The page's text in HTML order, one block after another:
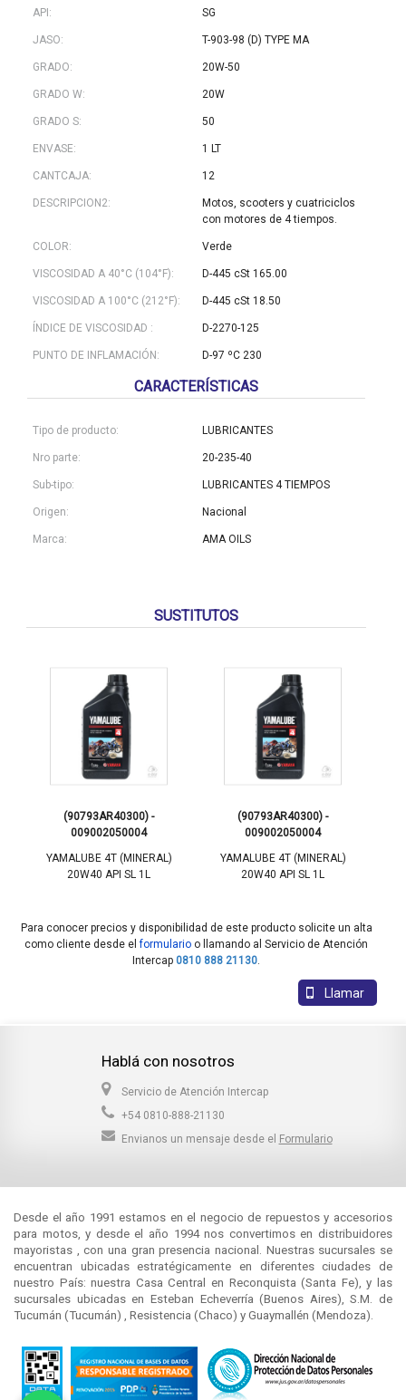
API: SG
JASO: T-903-98 (D) TYPE MA
GRADO: 20W-50
GRADO W: 20W
GRADO S: 50
ENVASE: 1 LT
CANTCAJA: 12
DESCRIPCION2:
Motos, scooters y cuatriciclos
con motores de 4 tiempos.
COLOR: Verde
VISCOSIDAD A 40°C (104°F): D-445 cSt 165.00
VISCOSIDAD A 100°C (212°F): D-445 cSt 18.50
ÍNDICE DE VISCOSIDAD : D-2270-125
PUNTO DE INFLAMACIÓN: D-97 ºC 230
CARACTERÍSTICAS
Tipo de producto: LUBRICANTES
Nro parte: 20-235-40
Sub-tipo: LUBRICANTES 4 TIEMPOS
Origen: Nacional
Marca: AMA OILS
SUSTITUTOS
(90793AR40300) -
009002050004
YAMALUBE 4T (MINERAL)
20W40 API SL 1L
(90793AR40300) -
009002050004
YAMALUBE 4T (MINERAL)
20W40 API SL 1L
Para conocer precios y disponibilidad de este producto solicite un alta
como cliente desde elformulario o llamando al Servicio de Atención
Intercap 0810 888 21130.
Llamar
Hablá con nosotros
Servicio de Atención Intercap
+54 0810-888-21130
Envianos un mensaje desde el Formulario
Desde el año 1991 estamos en el negocio de repuestos y accesorios
para motos, y desde el año 1994 nos convertimos en distribuidores
mayoristas , con una gran presencia nacional. Nuestras sucursales se
encuentran ubicadas estratégicamente en diferentes ciudades de
nuestro País: nuestra Casa Central en Reconquista (Santa Fe), y las
sucursales ubicadas en Esteban Echeverría (Buenos Aires), S.M. de
Tucumán (Tucumán) , Resistencia (Chaco) y Guaymallén (Mendoza).